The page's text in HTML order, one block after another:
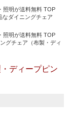
照明が送料無料 TOP
なダイニングチェア
照明が送料無料 TOP
グチェア（布製・ディ
ディープピン